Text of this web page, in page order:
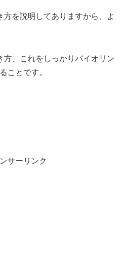
を説明してありますから、よ
方、これをしっかりバイオリン
ことです。
サーリンク